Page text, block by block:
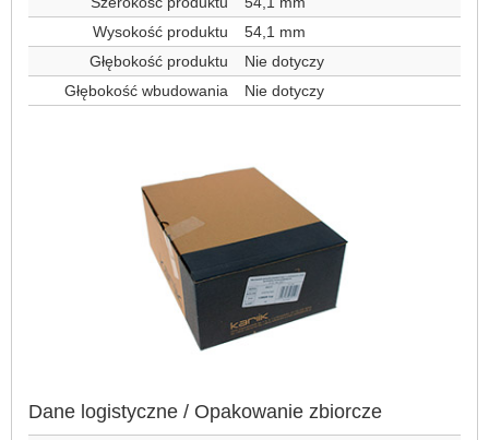
Wysokość produktu
54,1 mm
Głębokość produktu
Nie dotyczy
Głębokość wbudowania
Nie dotyczy
Dane logistyczne / Opakowanie zbiorcze